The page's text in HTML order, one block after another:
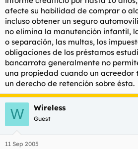
afecte su habilidad de comprar o
incluso obtener un seguro
no elimina la manutención infantil,
o separación, las multas, los
obligaciones de los préstamos
bancarrota generalmente no
una propiedad cuando un acreedor
un derecho de retención sobre ésta.
W Wireless
Guest
11 Sep 2005